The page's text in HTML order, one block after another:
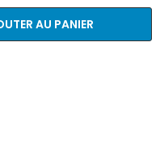
AU PANIER